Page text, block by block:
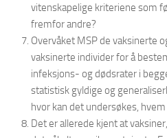
vitenskapelige kriteriene som
fremfor andre?
Overvåket MSP de vaksinerte
vaksinerte individer for å
infeksjons- og dødsrater i
statistisk gyldige og
hvor kan det undersøkes,
Det er allerede kjent at